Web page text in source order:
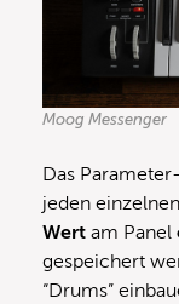
Moog Messenger
Das
jeden
Wert am Panel
gespeichert
“Drums”